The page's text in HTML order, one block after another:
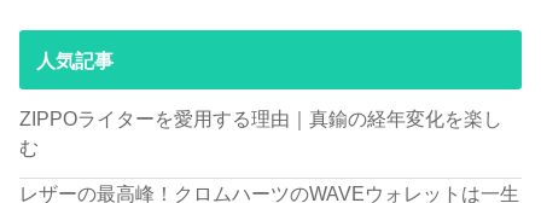
人気記事
ZIPPOライターを愛用する理由｜真鍮の経年変化を楽し
む
レザーの最高峰！クロムハーツのWAVEウォレットは一生